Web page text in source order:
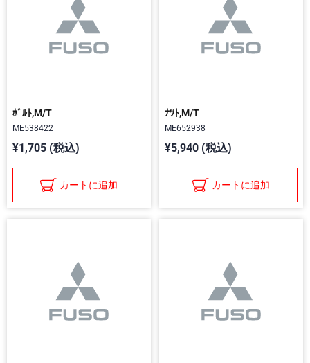
ﾎﾞﾙﾄ,M/T
ME538422
¥1,705 (税込)
カートに追加
ﾅﾂﾄ,M/T
ME652938
¥5,940 (税込)
カートに追加